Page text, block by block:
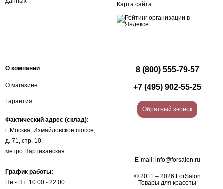
Карта сайта
О компании
О магазине
Гарантия
Фактический адрес (склад):
г. Москва, Измайловское шоссе,
д. 71, стр. 10.
метро Партизанская
График работы:
Пн - Пт: 10:00 - 22:00
8 (800) 555-79-57
+7 (495) 902-55-25
Обратный звонок
E-mail: info@forsalon.ru
© 2011 – 2026 ForSalon
Товары для красоты